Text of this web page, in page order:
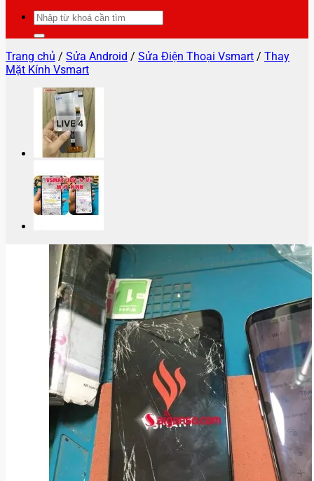
Tìm
kiếm:
Trang chủ / Sửa Android / Sửa Điện Thoại Vsmart / Thay
Mặt Kính Vsmart